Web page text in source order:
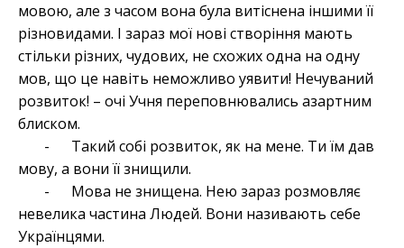
мовою, але з часом вона була витіснена іншими її
різновидами. І зараз мої нові створіння мають
стільки різних, чудових, не схожих одна на одну
мов, що це навіть неможливо уявити! Нечуваний
розвиток! – очі Учня переповнювались азартним
блиском.
- Такий собі розвиток, як на мене. Ти їм дав
мову, а вони її знищили.
- Мова не знищена. Нею зараз розмовляє
невелика частина Людей. Вони називають себе
Українцями.